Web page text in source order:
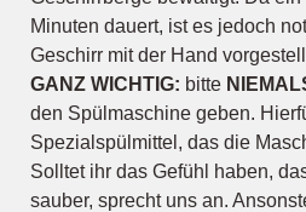
Minuten dauert, ist es jedoch
Geschirr mit der Hand
GANZ WICHTIG: bitte
den Spülmaschine geben.
Spezialspülmittel, das die
Solltet ihr das Gefühl haben,
sauber, sprecht uns an.